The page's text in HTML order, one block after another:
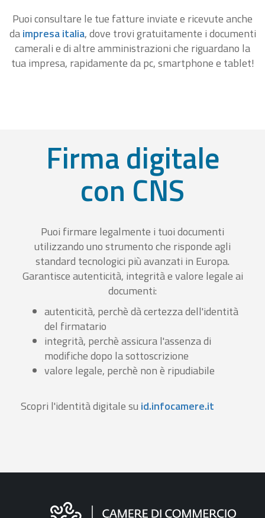
Puoi consultare le tue fatture inviate e ricevute anche
daimpresa italia, dove trovi gratuitamente i documenti
camerali e di altre amministrazioni che riguardano la
tua impresa, rapidamente da pc, smartphone e tablet!
Firma digitale
con CNS
Puoi firmare legalmente i tuoi documenti
utilizzando uno strumento che risponde agli
standard tecnologici più avanzati in Europa.
Garantisce autenticità, integrità e valore legale ai
documenti:
autenticità, perchè dà certezza dell'identità
del firmatario
integrità, perchè assicura l'assenza di
modifiche dopo la sottoscrizione
valore legale, perchè non è ripudiabile
Scopri l'identità digitale su id.infocamere.it
Informazioni